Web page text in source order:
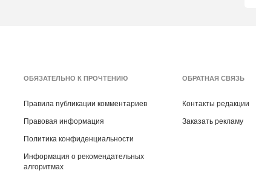
ОБЯЗАТЕЛЬНО К ПРОЧТЕНИЮ
Правила публикации комментариев
Правовая информация
Политика конфиденциальности
Информация о рекомендательных
алгоритмах
ОБРАТНАЯ СВЯЗЬ
Контакты редакции
Заказать рекламу